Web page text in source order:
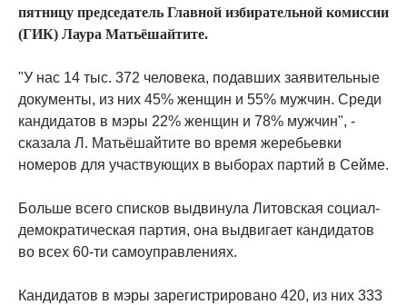
пятницу председатель Главной избирательной комиссии
(ГИК) Лаура Матьёшайтите.
"У нас 14 тыс. 372 человека, подавших заявительные
документы, из них 45% женщин и 55% мужчин. Среди
кандидатов в мэры 22% женщин и 78% мужчин", -
сказала Л. Матьёшайтите во время жеребьевки
номеров для участвующих в выборах партий в Cейме.
Больше всего списков выдвинула Литовская социал-
демократическая партия, она выдвигает кандидатов
во всех 60-ти самоуправлениях.
Кандидатов в мэры зарегистрировано 420, из них 333